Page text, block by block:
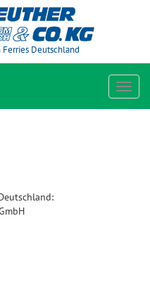
Deutschland